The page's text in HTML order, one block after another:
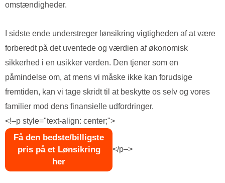
omstændigheder.
I sidste ende understreger lønsikring vigtigheden af at være
forberedt på det uventede og værdien af økonomisk
sikkerhed i en usikker verden. Den tjener som en
påmindelse om, at mens vi måske ikke kan forudsige
fremtiden, kan vi tage skridt til at beskytte os selv og vores
familier mod dens finansielle udfordringer.
<!–p style="text-align: center;">
Få den bedste/billigste
pris på et Lønsikring
her
</p–>